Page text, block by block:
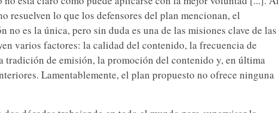
resuelven lo que los defensores del plan mencionan, el
es la única, pero sin duda es una de las misiones clave de las
varios factores: la calidad del contenido, la frecuencia de
de emisión, la promoción del contenido y, en última
Lamentablemente, el plan propuesto no ofrece ninguna